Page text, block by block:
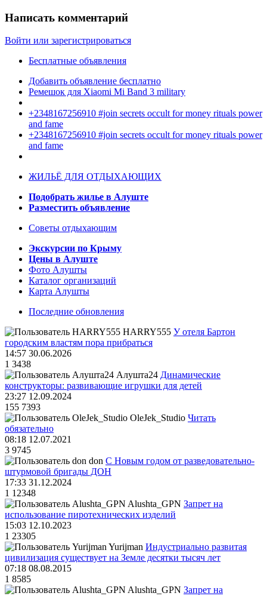
Написать комментарий
Войти или зарегистрироваться
Бесплатные объявления
Добавить объявление бесплатно
Ремешок для Xiaomi Mi Band 3 military
+2348167256910 #join secrets occult for money rituals power
and fame
+2348167256910 #join secrets occult for money rituals power
and fame
ЖИЛЬЁ ДЛЯ ОТДЫХАЮЩИХ
Подобрать жилье в Алуште
Разместить объявление
Советы отдыхающим
Экскурсии по Крыму
Цены в Алуште
Фото Алушты
Каталог организаций
Карта Алушты
Последние обновления
HARRY555 У отеля Бартон
городским властям пора прибраться
14:57 30.06.2026
1 3438
Алушта24 Динамические
конструкторы: развивающие игрушки для детей
23:27 12.09.2024
155 7393
OleJek_Studio Читать
обязательно
08:18 12.07.2021
3 9745
don С Новым годом от разведовательно-
штурмовой бригады ДОН
17:33 31.12.2024
1 12348
Alushta_GPN Запрет на
использование пиротехнических изделий
15:03 12.10.2023
1 23305
Yurijman Индустриально развитая
цивилизация существует на Земле десятки тысяч лет
07:18 08.08.2015
1 8585
Alushta_GPN Запрет на